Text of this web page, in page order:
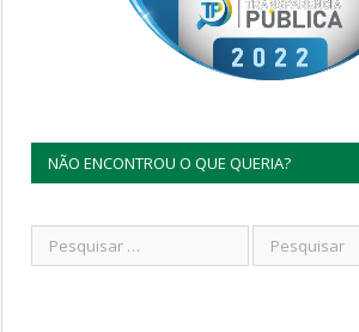
NÃO ENCONTROU O QUE QUERIA?